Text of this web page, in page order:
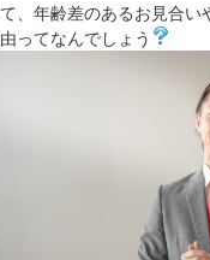
、年齢差のあるお見合い
ってなんでしょう